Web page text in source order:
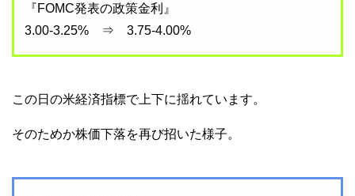
『FOMC発表の政策金利』
3.00-3.25% ⇒ 3.75-4.00%
この日の米経済指標で上下に揺れています。
そのためか株価下落を再び招いた様子。